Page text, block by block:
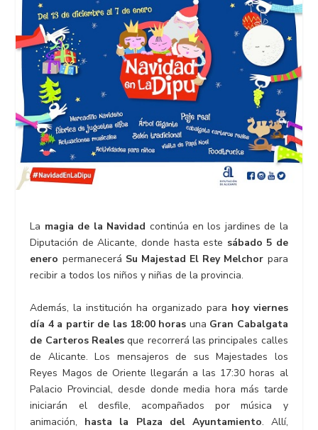
La magia de la Navidad continúa en los jardines de la
Diputación de Alicante, donde hasta este sábado 5 de
enero permanecerá Su Majestad El Rey Melchor para
recibir a todos los niños y niñas de la provincia.
Además, la institución ha organizado para hoy viernes
día 4 a partir de las 18:00 horas una Gran Cabalgata
de Carteros Reales que recorrerá las principales calles
de Alicante. Los mensajeros de sus Majestades los
Reyes Magos de Oriente llegarán a las 17:30 horas al
Palacio Provincial, desde donde media hora más tarde
iniciarán el desfile, acompañados por música y
animación, hasta la Plaza del Ayuntamiento. Allí,